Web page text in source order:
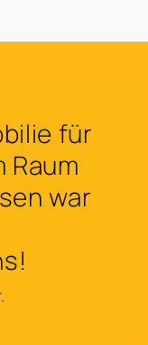
für
Raum
war